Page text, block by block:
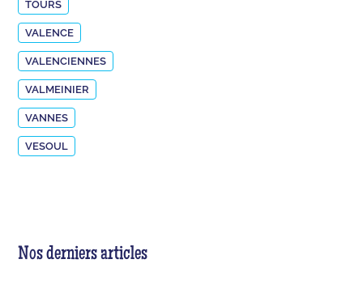
TOURS
VALENCE
VALENCIENNES
VALMEINIER
VANNES
VESOUL
Nos derniers articles